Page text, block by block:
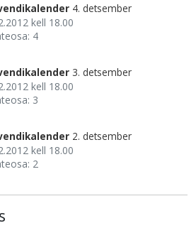
4. detsember
kell 18.00
4
3. detsember
kell 18.00
3
2. detsember
kell 18.00
2